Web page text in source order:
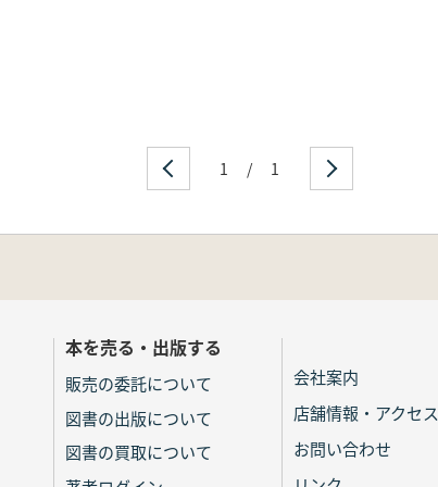
1 / 1
本を売る・出版する
販売の委託について
図書の出版について
図書の買取について
会社案内
店舗情報・アクセス
お問い合わせ